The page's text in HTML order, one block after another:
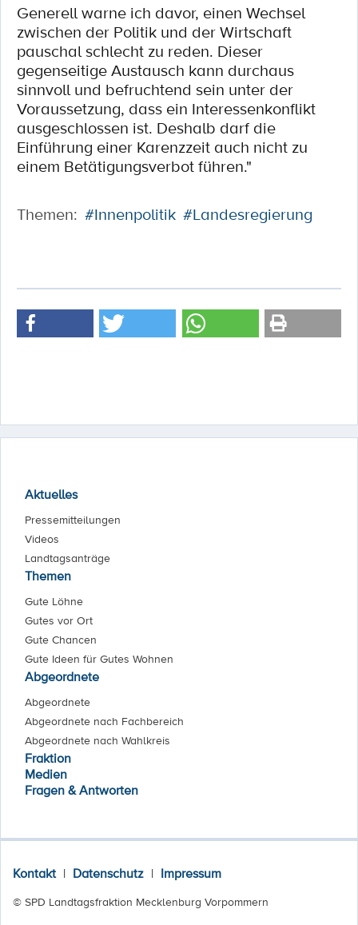
Generell warne ich davor, einen Wechsel
zwischen der Politik und der Wirtschaft
pauschal schlecht zu reden. Dieser
gegenseitige Austausch kann durchaus
sinnvoll und befruchtend sein unter der
Voraussetzung, dass ein Interessenkonflikt
ausgeschlossen ist. Deshalb darf die
Einführung einer Karenzzeit auch nicht zu
einem Betätigungsverbot führen."
Themen: #Innenpolitik #Landesregierung
Aktuelles
Pressemitteilungen
Videos
Landtagsanträge
Themen
Gute Löhne
Gutes vor Ort
Gute Chancen
Gute Ideen für Gutes Wohnen
Abgeordnete
Abgeordnete
Abgeordnete nach Fachbereich
Abgeordnete nach Wahlkreis
Fraktion
Medien
Fragen & Antworten
Kontakt | Datenschutz | Impressum
© SPD Landtagsfraktion Mecklenburg Vorpommern